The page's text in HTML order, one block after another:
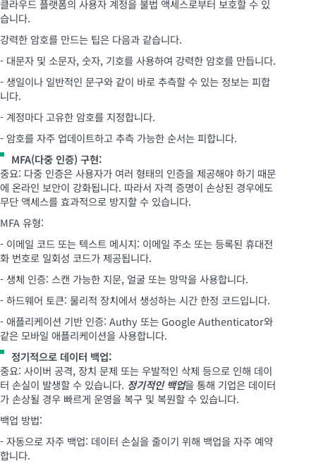
클라우드 플랫폼의 사용자 계정을 불법 액세스로부터 보호할 수 있
습니다.
강력한 암호를 만드는 팁은 다음과 같습니다.
- 대문자 및 소문자, 숫자, 기호를 사용하여 강력한 암호를 만듭니다.
- 생일이나 일반적인 문구와 같이 바로 추측할 수 있는 정보는 피합
니다.
- 계정마다 고유한 암호를 지정합니다.
- 암호를 자주 업데이트하고 추측 가능한 순서는 피합니다.
MFA(다중 인증) 구현:
중요: 다중 인증은 사용자가 여러 형태의 인증을 제공해야 하기 때문
에 온라인 보안이 강화됩니다. 따라서 자격 증명이 손상된 경우에도
무단 액세스를 효과적으로 방지할 수 있습니다.
MFA 유형:
- 이메일 코드 또는 텍스트 메시지: 이메일 주소 또는 등록된 휴대전
화 번호로 일회성 코드가 제공됩니다.
- 생체 인증: 스캔 가능한 지문, 얼굴 또는 망막을 사용합니다.
- 하드웨어 토큰: 물리적 장치에서 생성하는 시간 한정 코드입니다.
- 애플리케이션 기반 인증: Authy 또는 Google Authenticator와
같은 모바일 애플리케이션을 사용합니다.
정기적으로 데이터 백업:
중요: 사이버 공격, 장치 문제 또는 우발적인 삭제 등으로 인해 데이
터 손실이 발생할 수 있습니다. 정기적인 백업을 통해 기업은 데이터
가 손상될 경우 빠르게 운영을 복구 및 복원할 수 있습니다.
백업 방법:
- 자동으로 자주 백업: 데이터 손실을 줄이기 위해 백업을 자주 예약
합니다.